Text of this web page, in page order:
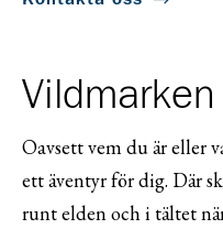
Oavsett vem du är eller
ett äventyr för dig. Där
runt elden och i tältet